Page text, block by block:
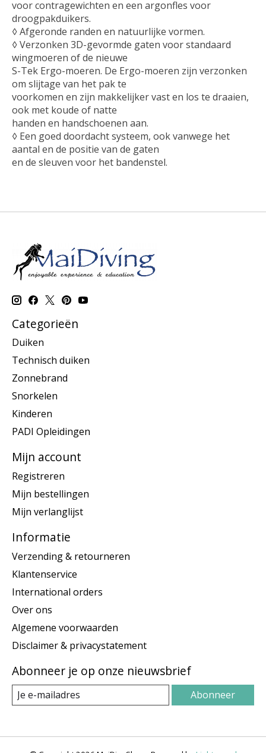
voor contragewichten en een argonfles voor
droogpakduikers.
◊ Afgeronde randen en natuurlijke vormen.
◊ Verzonken 3D-gevormde gaten voor standaard
wingmoeren of de nieuwe
S-Tek Ergo-moeren. De Ergo-moeren zijn verzonken
om slijtage van het pak te
voorkomen en zijn makkelijker vast en los te draaien,
ook met koude of natte
handen en handschoenen aan.
◊ Een goed doordacht systeem, ook vanwege het
aantal en de positie van de gaten
en de sleuven voor het bandenstel.
Categorieën
Duiken
Technisch duiken
Zonnebrand
Snorkelen
Kinderen
PADI Opleidingen
Mijn account
Registreren
Mijn bestellingen
Mijn verlanglijst
Informatie
Verzending & retourneren
Klantenservice
International orders
Over ons
Algemene voorwaarden
Disclaimer & privacystatement
Abonneer je op onze nieuwsbrief
Abonneer